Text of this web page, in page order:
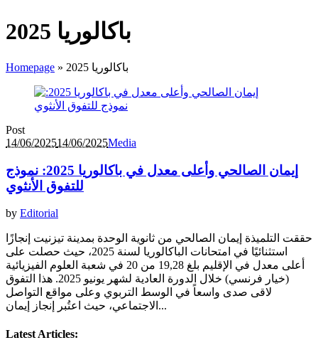
باكالوريا 2025
Homepage » باكالوريا 2025
Post
14/06/202514/06/2025Media
إيمان الصالحي وأعلى معدل في باكالوريا 2025: نموذج
للتفوق الأنثوي
by Editorial
حققت التلميذة إيمان الصالحي من ثانوية الوحدة بمدينة تيزنيت إنجازًا
استثنائيًا في امتحانات الباكالوريا لسنة 2025، حيث حصلت على
أعلى معدل في الإقليم بلغ 19,28 من 20 في شعبة العلوم الفيزيائية
(خيار فرنسي) خلال الدورة العادية لشهر يونيو 2025. هذا التفوق
لاقى صدى واسعاً في الوسط التربوي وعلى مواقع التواصل
الاجتماعي، حيث اعتُبر إنجاز إيمان...
Latest Articles: